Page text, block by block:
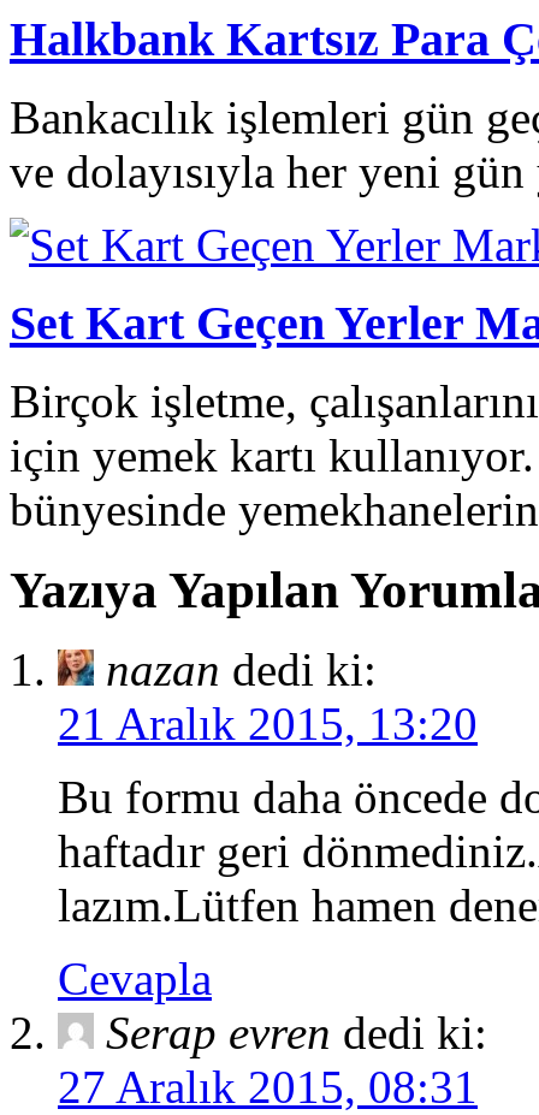
Halkbank Kartsız Para
Bankacılık işlemleri gün
ve dolayısıyla her yeni
Set Kart Geçen Yerler
Birçok işletme,
için yemek kartı
bünyesinde
Yazıya Yapılan
nazan dedi ki:
21 Aralık 2015, 13:20
Bu formu daha öncede
haftadır geri
lazım.Lütfen hamen
Cevapla
Serap evren dedi ki:
27 Aralık 2015, 08:31